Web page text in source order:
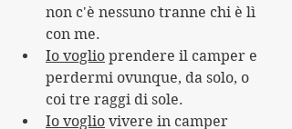
non c'è nessuno tranne chi è lì
con me.
Io voglio prendere il camper e
perdermi ovunque, da solo, o
coi tre raggi di sole.
Io voglio vivere in camper